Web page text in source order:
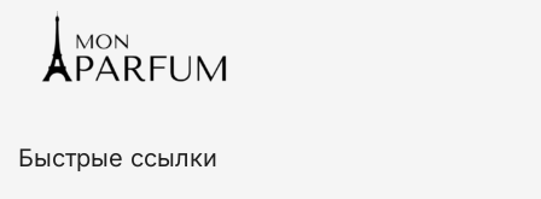
выбрать
на
Быстрые ссылки